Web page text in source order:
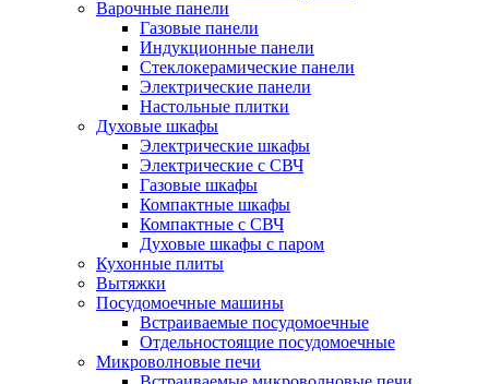
Варочные панели
Газовые панели
Индукционные панели
Стеклокерамические панели
Электрические панели
Настольные плитки
Духовые шкафы
Электрические шкафы
Электрические с СВЧ
Газовые шкафы
Компактные шкафы
Компактные с СВЧ
Духовые шкафы с паром
Кухонные плиты
Вытяжки
Посудомоечные машины
Встраиваемые посудомоечные
Отдельностоящие посудомоечные
Микроволновые печи